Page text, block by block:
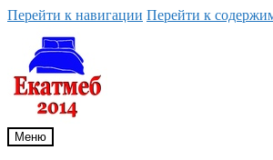
Перейти к навигации Перейти к
Меню